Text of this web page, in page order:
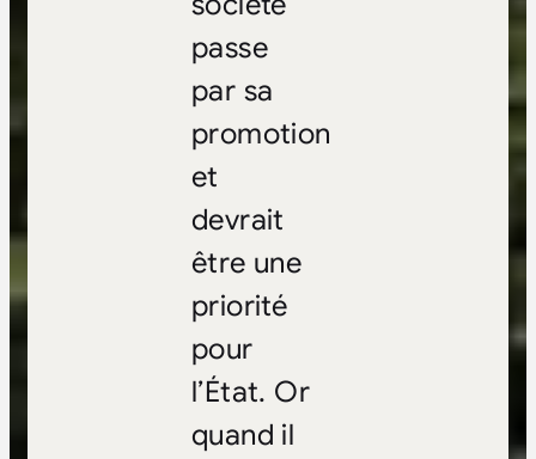
passe
par sa
promotion
et
devrait
être une
priorité
pour
l’État. Or
quand il